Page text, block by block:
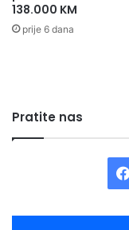
138.000 KM
prije 6 dana
Pratite nas